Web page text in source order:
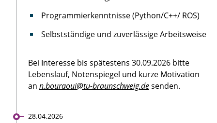
Programmierkenntnisse (Python/C++/ ROS)
Selbstständige und zuverlässige Arbeitsweise
Bei Interesse bis spätestens 30.09.2026 bitte
Lebenslauf, Notenspiegel und kurze Motivation
an n.bouraoui@tu-braunschweig.desenden.
28.04.2026